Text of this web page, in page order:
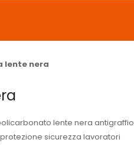
lente nera
lente nera antigraffio
sicurezza lavoratori